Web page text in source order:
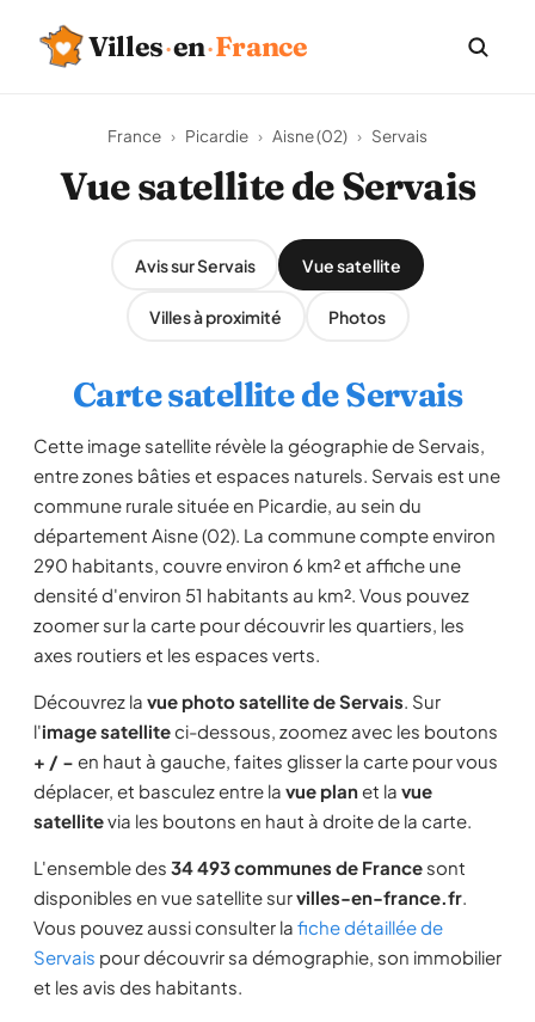
Villes·en·France
France › Picardie › Aisne (02) › Servais
Vue satellite de Servais
Avis sur Servais Vue satellite
Villes à proximité Photos
Carte satellite de Servais
Cette image satellite révèle la géographie de Servais,
entre zones bâties et espaces naturels. Servais est une
commune rurale située en Picardie, au sein du
département Aisne (02). La commune compte environ
290 habitants, couvre environ 6 km² et affiche une
densité d'environ 51 habitants au km². Vous pouvez
zoomer sur la carte pour découvrir les quartiers, les
axes routiers et les espaces verts.
Découvrez la vue photo satellite de Servais. Sur
l'image satelliteci-dessous, zoomez avec les boutons
+ / − en haut à gauche, faites glisser la carte pour vous
déplacer, et basculez entre la vue planet la vue
satellitevia les boutons en haut à droite de la carte.
L'ensemble des 34 493 communes de France sont
disponibles en vue satellite survilles-en-france.fr.
Vous pouvez aussi consulter la fiche détaillée de
Servais pour découvrir sa démographie, son immobilier
et les avis des habitants.